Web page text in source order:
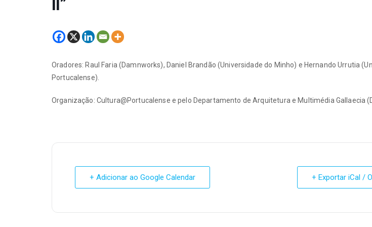
II”
Oradores: Raul Faria (Damnworks), Daniel Brandão (Universidade do Minho) e Hernando Urrutia
Portucalense).
Organização: Cultura@Portucalense e pelo Departamento de Arquitetura e Multimédia Gallaecia
+ Adicionar ao Google Calendar + Exportar iCal /